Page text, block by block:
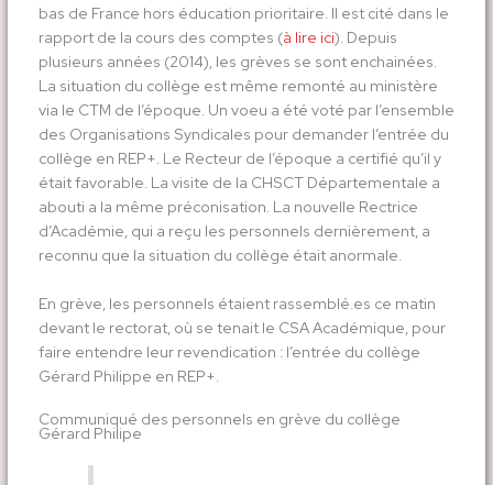
bas de France hors éducation prioritaire. Il est cité dans le
rapport de la cours des comptes (à lire ici). Depuis
plusieurs années (2014), les grèves se sont enchainées.
La situation du collège est même remonté au ministère
via le CTM de l’époque. Un voeu a été voté par l’ensemble
des Organisations Syndicales pour demander l’entrée du
collège en REP+. Le Recteur de l’époque a certifié qu’il y
était favorable. La visite de la CHSCT Départementale a
abouti a la même préconisation. La nouvelle Rectrice
d’Académie, qui a reçu les personnels dernièrement, a
reconnu que la situation du collège était anormale.
En grève, les personnels étaient rassemblé.es ce matin
devant le rectorat, où se tenait le CSA Académique, pour
faire entendre leur revendication : l’entrée du collège
Gérard Philippe en REP+.
Communiqué des personnels en grève du collège
Gérard Philipe